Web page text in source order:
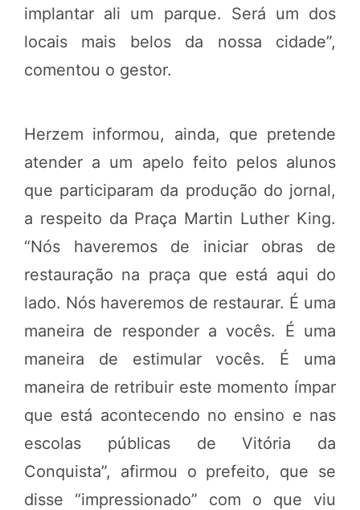
implantar ali um parque. Será um dos
locais mais belos da nossa cidade”,
comentou o gestor.
Herzem informou, ainda, que pretende
atender a um apelo feito pelos alunos
que participaram da produção do jornal,
a respeito da Praça Martin Luther King.
“Nós haveremos de iniciar obras de
restauração na praça que está aqui do
lado. Nós haveremos de restaurar. É uma
maneira de responder a vocês. É uma
maneira de estimular vocês. É uma
maneira de retribuir este momento ímpar
que está acontecendo no ensino e nas
escolas públicas de Vitória da
Conquista”, afirmou o prefeito, que se
disse “impressionado” com o que viu